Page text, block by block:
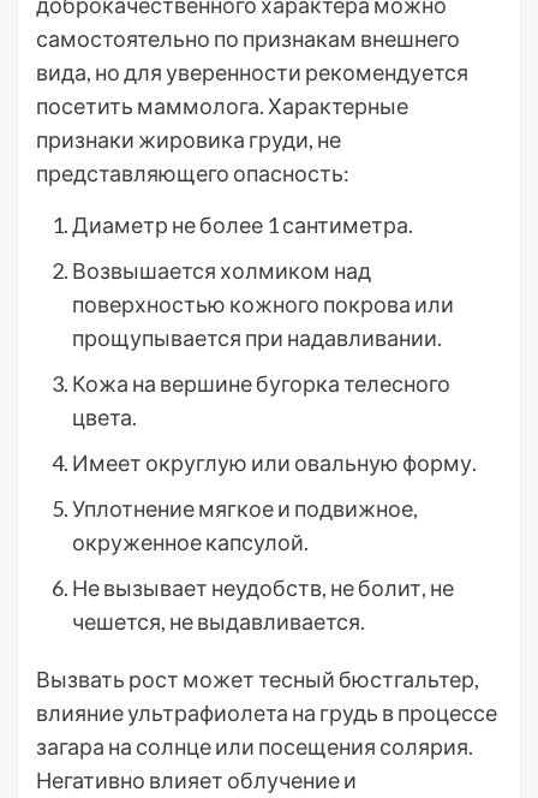
самостоятельно по признакам внешнего
вида, но для уверенности рекомендуется
посетить маммолога. Характерные
признаки жировика груди, не
представляющего опасность:
Диаметр не более 1 сантиметра.
Возвышается холмиком над
поверхностью кожного покрова или
прощупывается при надавливании.
Кожа на вершине бугорка телесного
цвета.
Имеет округлую или овальную форму.
Уплотнение мягкое и подвижное,
окруженное капсулой.
Не вызывает неудобств, не болит, не
чешется, не выдавливается.
Вызвать рост может тесный бюстгальтер,
влияние ультрафиолета на грудь в процессе
загара на солнце или посещения солярия.
Негативно влияет облучение и